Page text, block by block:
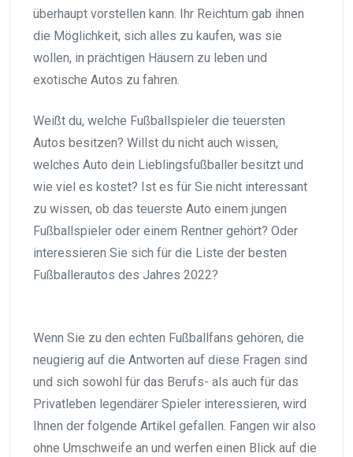
überhaupt vorstellen kann. Ihr Reichtum gab ihnen
die Möglichkeit, sich alles zu kaufen, was sie
wollen, in prächtigen Häusern zu leben und
exotische Autos zu fahren.
Weißt du, welche Fußballspieler die teuersten
Autos besitzen? Willst du nicht auch wissen,
welches Auto dein Lieblingsfußballer besitzt und
wie viel es kostet? Ist es für Sie nicht interessant
zu wissen, ob das teuerste Auto einem jungen
Fußballspieler oder einem Rentner gehört? Oder
interessieren Sie sich für die Liste der besten
Fußballerautos des Jahres 2022?
Wenn Sie zu den echten Fußballfans gehören, die
neugierig auf die Antworten auf diese Fragen sind
und sich sowohl für das Berufs- als auch für das
Privatleben legendärer Spieler interessieren, wird
Ihnen der folgende Artikel gefallen. Fangen wir also
ohne Umschweife an und werfen einen Blick auf die